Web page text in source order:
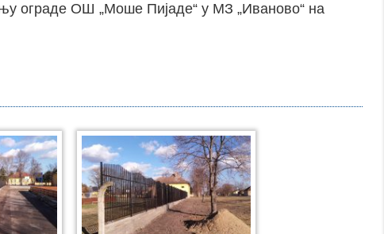
ограде ОШ „Моше Пијаде“ у МЗ „Иваново“ на